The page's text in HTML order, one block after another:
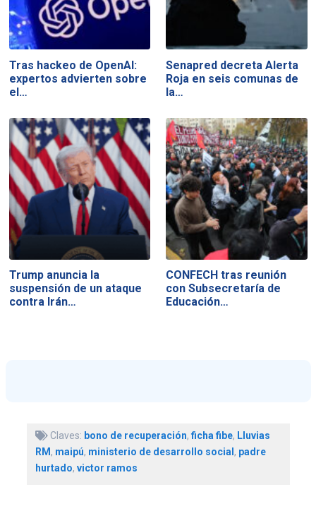
Tras hackeo de OpenAI:
expertos advierten sobre
el…
Senapred decreta Alerta
Roja en seis comunas de
la…
Trump anuncia la
suspensión de un ataque
contra Irán…
CONFECH tras reunión
con Subsecretaría de
Educación…
Claves: bono de recuperación, ficha fibe, Lluvias
RM, maipú, ministerio de desarrollo social, padre
hurtado, victor ramos